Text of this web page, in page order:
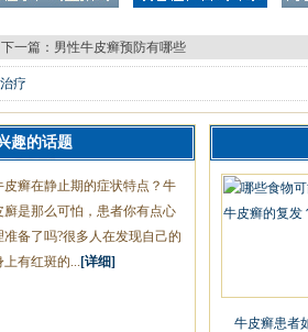
下一篇： 男性牛皮癣预防有哪些
疗
趣的话题
皮癣在静止期的症状特点？牛
廯是那么可怕，患者你有点心
准备了吗?很多人在发现自己的
上有红斑的... [详细]
牛皮癣患者